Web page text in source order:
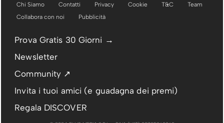
Chi Siamo Contatti Privacy Cookie T&C
Team
Collabora con noi
Pubblicità
Prova Gratis 30 Giorni →
Newsletter
Community ↗
Invita i tuoi amici (e guadagna dei premi)
Regala DISCOVER